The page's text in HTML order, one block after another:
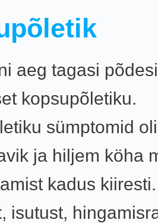
aeg tagasi
kopsupõletiku.
sümptomid
ja hiljem köha
kadus kiiresti.
isutust,